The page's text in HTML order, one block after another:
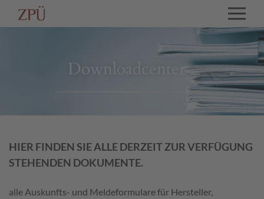
Downloadcenter
HIER FINDEN SIE ALLE DERZEIT ZUR VERFÜGUNG
STEHENDEN DOKUMENTE.
alle Auskunfts- und Meldeformulare für Hersteller,